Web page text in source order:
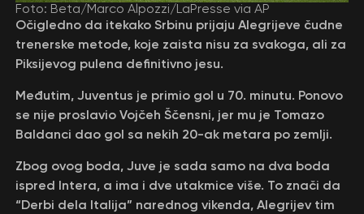
Foto: Beta/Marco Alpozzi/LaPresse via AP
Očigledno da itekako Srbinu prijaju Alegrijeve čudne
trenerske metode, koje zaista nisu za svakoga, ali za
Piksijevog pulena definitivno jesu.
Međutim, Juventus je primio gol u 70. minutu. Ponovo
se nije proslavio Vojčeh Ščensni, jer mu je Tomazo
Baldanci dao gol sa nekih 20-ak metara po zemlji.
Zbog ovog boda, Juve je sada samo na dva boda
ispred Intera, a ima i dve utakmice više. To znači da
“Derbi dela Italija” narednog vikenda, Alegrijev tim